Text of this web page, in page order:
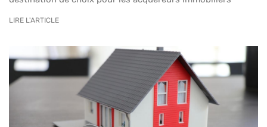
LIRE L'ARTICLE